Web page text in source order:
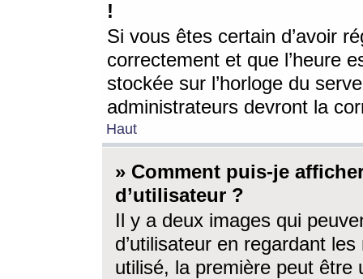
!
Si vous êtes certain d’avoir
correctement et que l’heure
stockée sur l’horloge du
administrateurs devront la
Haut
» Comment puis-je
d’utilisateur ?
Il y a deux images qui
d’utilisateur en regardant
utilisé, la première peut être